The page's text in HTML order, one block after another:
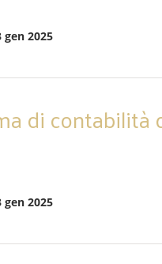
gen 2025
di contabilità
gen 2025